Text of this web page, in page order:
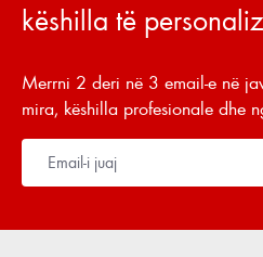
këshilla të
Merrni 2 deri në 3 email-e në
mira, këshilla profesionale dhe